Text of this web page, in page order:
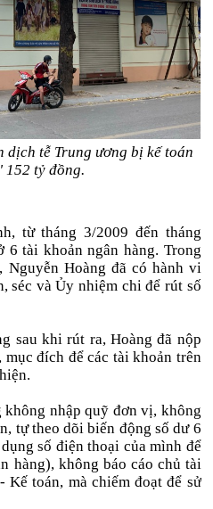
dịch tễ Trung ương bị kế toán
tỷ đồng.
từ tháng 3/2009 đến tháng
6 tài khoản ngân hàng. Trong
Nguyễn Hoàng đã có hành vi
séc và Ủy nhiệm chi để rút số
sau khi rút ra, Hoàng đã nộp
đích để các tài khoản trên
nhập quỹ đơn vị, không
tự theo dõi biến động số dư 6
số điện thoại của mình để
hàng), không báo cáo chủ tài
Kế toán, mà chiếm đoạt để sử